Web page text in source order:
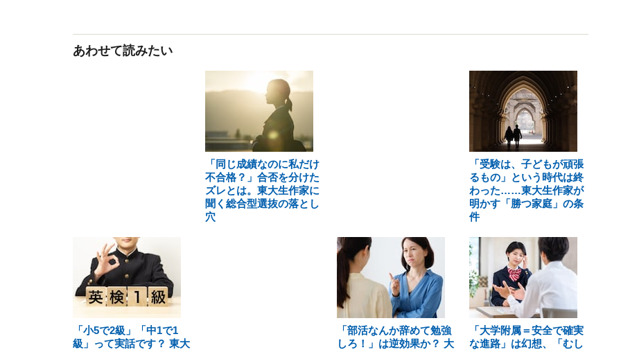
あわせて読みたい
「同じ成績なのに私だけ
不合格？」合否を分けた
ズレとは。東大生作家に
聞く総合型選抜の落とし
穴
「受験は、子どもが頑張
るもの」という時代は終
わった……東大生作家が
明かす「勝つ家庭」の条
件
「小5で2級」「中1で1
級」って実話です？ 東大
「部活なんか辞めて勉強
しろ！」は逆効果か？ 大
「大学附属＝安全で確実
な進路」は幻想、「むし